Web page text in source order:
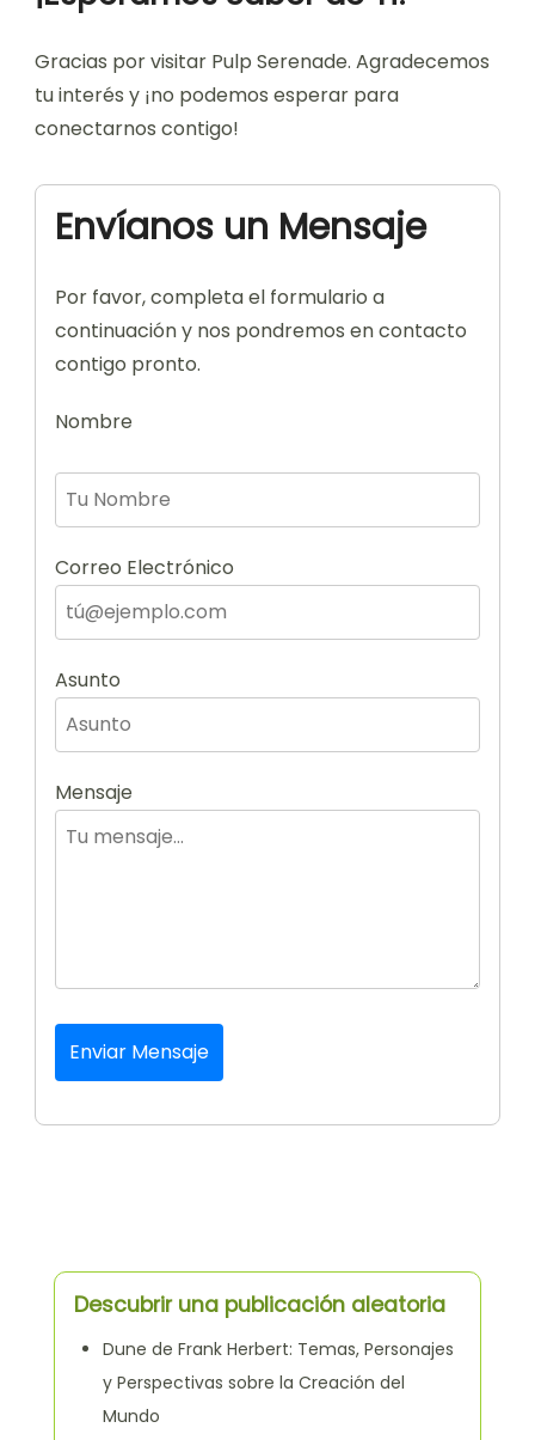
Gracias por visitar Pulp Serenade. Agradecemos
tu interés y ¡no podemos esperar para
conectarnos contigo!
Envíanos un Mensaje
Por favor, completa el formulario a
continuación y nos pondremos en contacto
contigo pronto.
Nombre
Correo Electrónico
Asunto
Mensaje
Enviar Mensaje
Descubrir una publicación aleatoria
Dune de Frank Herbert: Temas, Personajes
y Perspectivas sobre la Creación del
Mundo